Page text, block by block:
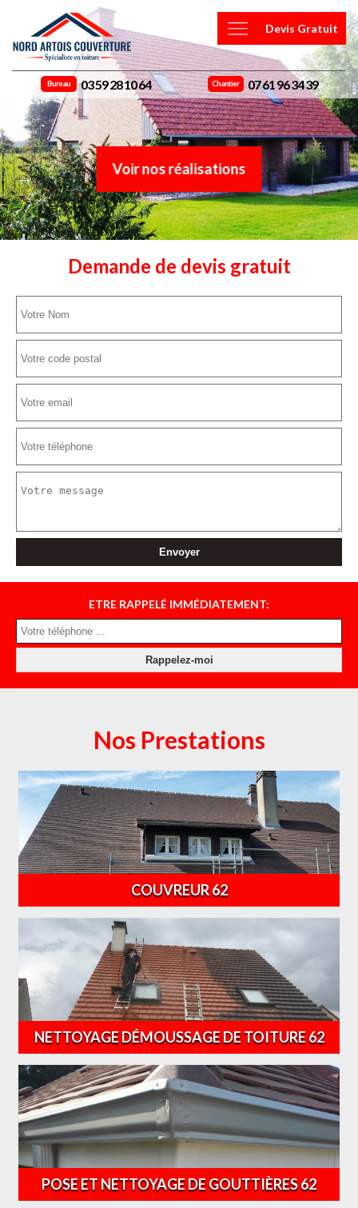
Devis Gratuit
Bureau 03 59 28 10 64 Chantier 07 61 96 34 39
Voir nos réalisations
Demande de devis gratuit
ETRE RAPPELÉ IMMÉDIATEMENT:
Nos Prestations
COUVREUR 62
NETTOYAGE DÉMOUSSAGE DE TOITURE 62
POSE ET NETTOYAGE DE GOUTTIÈRES 62